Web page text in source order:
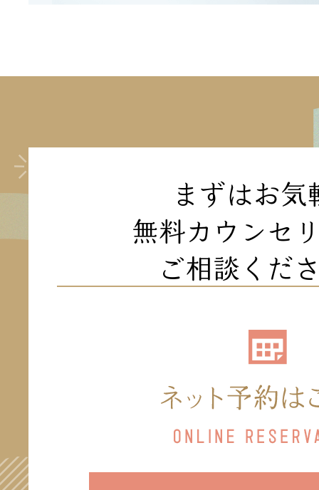
まずはお気
無料カウンセ
ご相談くだ